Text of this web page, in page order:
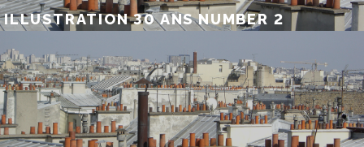
ILLUSTRATION 30 ANS NUMBER 2